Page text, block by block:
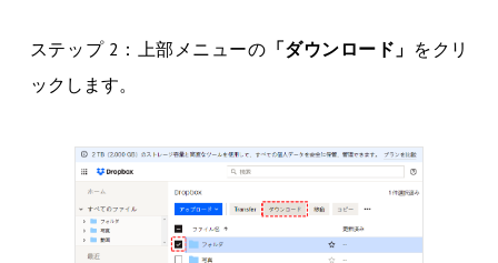
ステップ 2：上部メニューの 「ダウンロード」 をクリ
ックします。